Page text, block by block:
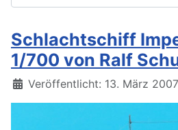
Schlachtschiff
1/700 von Ralf
Details
Veröffentlicht: 13. März 2007